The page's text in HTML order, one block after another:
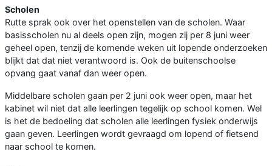
Scholen
Rutte sprak ook over het openstellen van de scholen. Waar
basisscholen nu al deels open zijn, mogen zij per 8 juni weer
geheel open, tenzij de komende weken uit lopende onderzoeken
blijkt dat dat niet verantwoord is. Ook de buitenschoolse
opvang gaat vanaf dan weer open.
Middelbare scholen gaan per 2 juni ook weer open, maar het
kabinet wil niet dat alle leerlingen tegelijk op school komen. Wel
is het de bedoeling dat scholen alle leerlingen fysiek onderwijs
gaan geven. Leerlingen wordt gevraagd om lopend of fietsend
naar school te komen.